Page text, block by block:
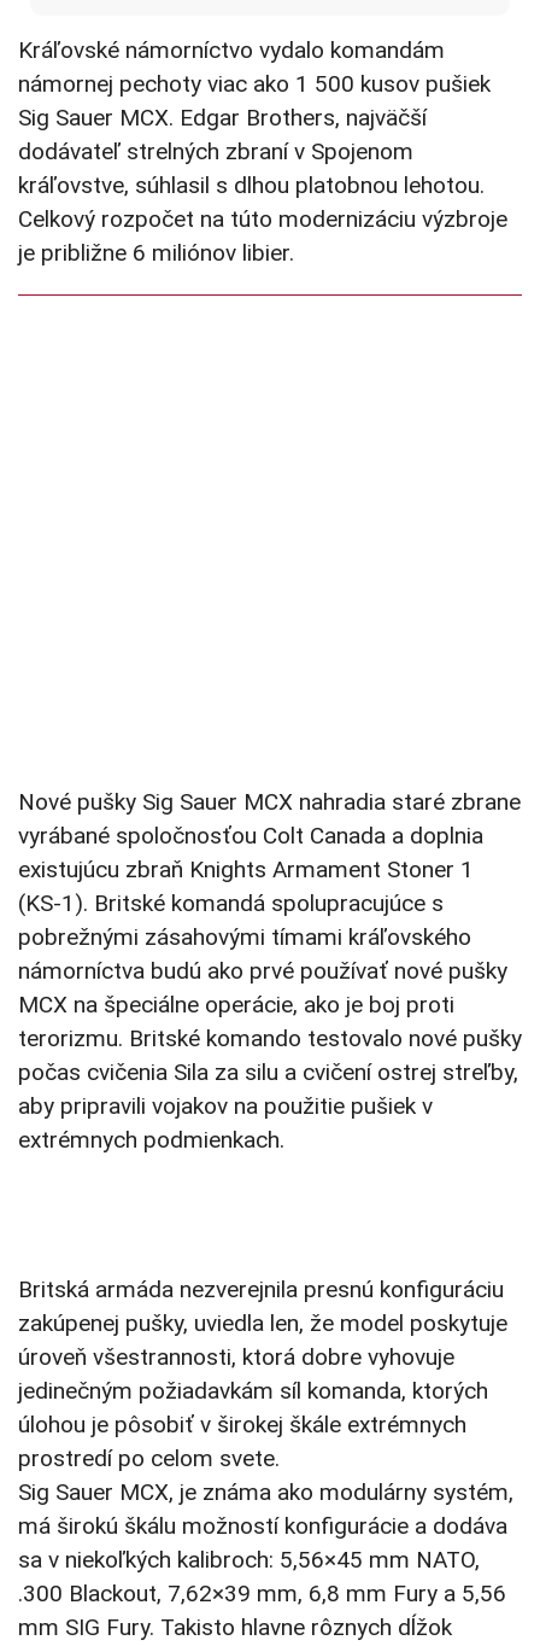
Kráľovské námorníctvo vydalo komandám
námornej pechoty viac ako 1 500 kusov pušiek
Sig Sauer MCX. Edgar Brothers, najväčší
dodávateľ strelných zbraní v Spojenom
kráľovstve, súhlasil s dlhou platobnou lehotou.
Celkový rozpočet na túto modernizáciu výzbroje
je približne 6 miliónov libier.
Nové pušky Sig Sauer MCX nahradia staré zbrane
vyrábané spoločnosťou Colt Canada a doplnia
existujúcu zbraň Knights Armament Stoner 1
(KS-1). Britské komandá spolupracujúce s
pobrežnými zásahovými tímami kráľovského
námorníctva budú ako prvé používať nové pušky
MCX na špeciálne operácie, ako je boj proti
terorizmu. Britské komando testovalo nové pušky
počas cvičenia Sila za silu a cvičení ostrej streľby,
aby pripravili vojakov na použitie pušiek v
extrémnych podmienkach.
Britská armáda nezverejnila presnú konfiguráciu
zakúpenej pušky, uviedla len, že model poskytuje
úroveň všestrannosti, ktorá dobre vyhovuje
jedinečným požiadavkám síl komanda, ktorých
úlohou je pôsobiť v širokej škále extrémnych
prostredí po celom svete.
Sig Sauer MCX, je známa ako modulárny systém,
má širokú škálu možností konfigurácie a dodáva
sa v niekoľkých kalibroch: 5,56×45 mm NATO,
.300 Blackout, 7,62×39 mm, 6,8 mm Fury a 5,56
mm SIG Fury. Takisto hlavne rôznych dĺžok